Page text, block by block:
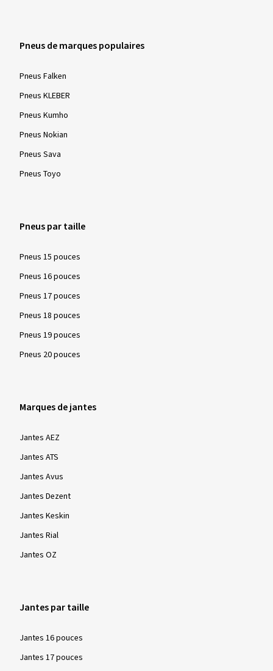
Pneus de marques populaires
Pneus Falken
Pneus KLEBER
Pneus Kumho
Pneus Nokian
Pneus Sava
Pneus Toyo
Pneus par taille
Pneus 15 pouces
Pneus 16 pouces
Pneus 17 pouces
Pneus 18 pouces
Pneus 19 pouces
Pneus 20 pouces
Marques de jantes
Jantes AEZ
Jantes ATS
Jantes Avus
Jantes Dezent
Jantes Keskin
Jantes Rial
Jantes OZ
Jantes par taille
Jantes 16 pouces
Jantes 17 pouces